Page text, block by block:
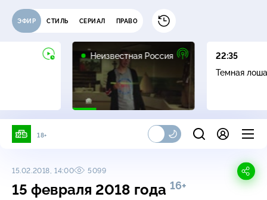
ЭФИР СТИЛЬ СЕРИАЛ ПРАВО
Неизвестная Россия
6+
22:35
Темная
18+
15.02.2018, 14:00 5099
15 февраля 2018 года 16+